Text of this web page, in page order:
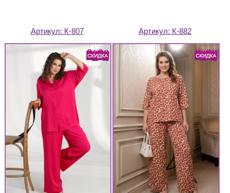
Артикул: К-807 Артикул: К-882